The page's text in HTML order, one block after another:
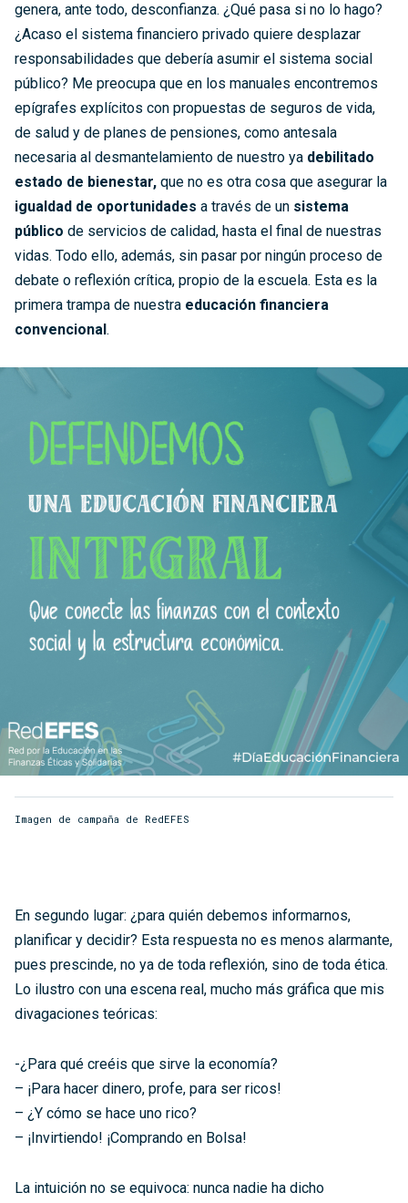
genera, ante todo, desconfianza. ¿Qué pasa si no lo hago?
¿Acaso el sistema financiero privado quiere desplazar
responsabilidades que debería asumir el sistema social
público? Me preocupa que en los manuales encontremos
epígrafes explícitos con propuestas de seguros de vida,
de salud y de planes de pensiones, como antesala
necesaria al desmantelamiento de nuestro ya debilitado
estado de bienestar, que no es otra cosa que asegurar la
igualdad de oportunidades a través de un sistema
público de servicios de calidad, hasta el final de nuestras
vidas. Todo ello, además, sin pasar por ningún proceso de
debate o reflexión crítica, propio de la escuela. Esta es la
primera trampa de nuestra educación financiera
convencional.
Imagen de campaña de RedEFES
En segundo lugar: ¿para quién debemos informarnos,
planificar y decidir? Esta respuesta no es menos alarmante,
pues prescinde, no ya de toda reflexión, sino de toda ética.
Lo ilustro con una escena real, mucho más gráfica que mis
divagaciones teóricas:
-¿Para qué creéis que sirve la economía?
– ¡Para hacer dinero, profe, para ser ricos!
– ¿Y cómo se hace uno rico?
– ¡Invirtiendo! ¡Comprando en Bolsa!
La intuición no se equivoca: nunca nadie ha dicho